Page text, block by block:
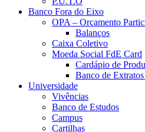
Banco Fora do Eixo
OPA – Orçamento
Balanços
Caixa Coletivo
Moeda Social FdE Card
Cardápio de
Banco de
Universidade
Vivências
Banco de Estudos
Campus
Cartilhas